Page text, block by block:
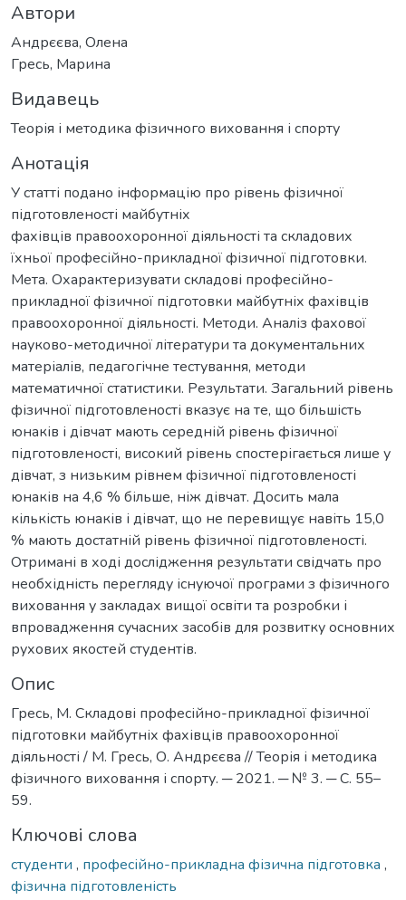
Автори
Андрєєва, Олена
Гресь, Марина
Видавець
Теорія і методика фізичного виховання і спорту
Анотація
У статті подано інформацію про рівень фізичної
підготовленості майбутніх
фахівців правоохоронної діяльності та складових
їхньої професійно-прикладної фізичної підготовки.
Мета. Охарактеризувати складові професійно-
прикладної фізичної підготовки майбутніх фахівців
правоохоронної діяльності. Методи. Аналіз фахової
науково-методичної літератури та документальних
матеріалів, педагогічне тестування, методи
математичної статистики. Результати. Загальний рівень
фізичної підготовленості вказує на те, що більшість
юнаків і дівчат мають середній рівень фізичної
підготовленості, високий рівень спостерігається лише у
дівчат, з низьким рівнем фізичної підготовленості
юнаків на 4,6 % більше, ніж дівчат. Досить мала
кількість юнаків і дівчат, що не перевищує навіть 15,0
% мають достатній рівень фізичної підготовленості.
Отримані в ході дослідження результати свідчать про
необхідність перегляду існуючої програми з фізичного
виховання у закладах вищої освіти та розробки і
впровадження сучасних засобів для розвитку основних
рухових якостей студентів.
Опис
Гресь, М. Складові професійно-прикладної фізичної
підготовки майбутніх фахівців правоохоронної
діяльності / М. Гресь, О. Андрєєва // Теорія і методика
фізичного виховання і спорту. ─ 2021. ─ № 3. ─ С. 55–
59.
Ключові слова
студенти , професійно-прикладна фізична підготовка ,
фізична підготовленість